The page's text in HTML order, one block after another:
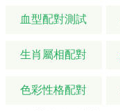
血型配對測試
生肖屬相配對
色彩性格配對